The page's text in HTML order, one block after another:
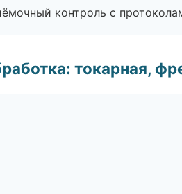
контроль с
токарная,